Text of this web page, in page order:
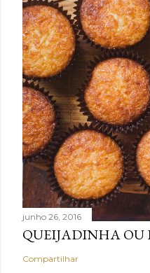
junho 26, 2016
QUEIJADINHA OU
Compartilhar